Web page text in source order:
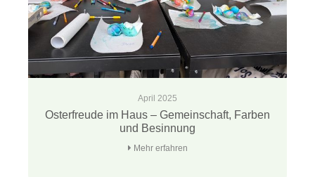
April 2025
Osterfreude im Haus – Gemeinschaft, Farben
und Besinnung
Mehr erfahren